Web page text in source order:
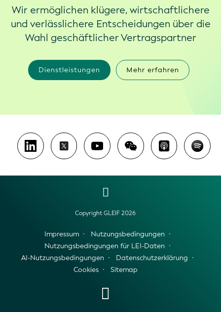
Wir ermöglichen klügere, wirtschaftlichere
und verlässlichere Entscheidungen über die
Wahl geschäftlicher Vertragspartner
Dienstleistungen Mehr erfahren
Copyright GLEIF 2026
Impressum
Nutzungsbedingungen
Nutzungsbedingungen für LEI-Daten
AI-Nutzungsbedingungen
Datenschutzerklärung
Cookies
Sitemap